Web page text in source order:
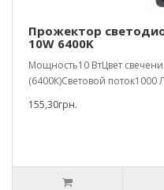
Прожектор
10W 6400K
Мощность10 ВтЦвет
(6400К)Световой поток1000
155,30грн.